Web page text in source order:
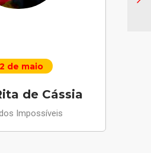
de maio
de Cássia
Impossíveis